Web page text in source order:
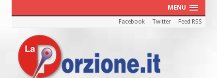
MENU
Facebook Twitter Feed RSS